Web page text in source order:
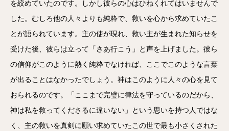
を絞めていたのです。しかし彼らの心はひねくれてはいませんで
した。むしろ他の人々よりも純粋で、救いを心から求めていたこ
とが語られています。主の使が現れ、救い主が生まれた知らせを
受けた後、彼らは立って「さあ行こう」と声を上げました。彼ら
の信仰がこのように熱く純粋でなければ、ここでこのような言葉
が出ることはなかったでしょう。神はこのように人々の心を見て
おられるのです。「ここまで完璧に律法を守っているのだから、
神は私を救ってくださるに違いない」という思いを持つ人ではな
く、主の救いを真剣に願い求めていたこの世で最も小さくされた